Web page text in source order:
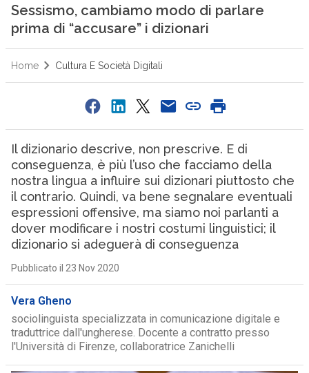
Sessismo, cambiamo modo di parlare
prima di “accusare” i dizionari
Home Cultura E Società Digitali
Il dizionario descrive, non prescrive. E di
conseguenza, è più l’uso che facciamo della
nostra lingua a influire sui dizionari piuttosto che
il contrario. Quindi, va bene segnalare eventuali
espressioni offensive, ma siamo noi parlanti a
dover modificare i nostri costumi linguistici; il
dizionario si adeguerà di conseguenza
Pubblicato il 23 Nov 2020
Vera Gheno
sociolinguista specializzata in comunicazione digitale e
traduttrice dall'ungherese. Docente a contratto presso
l'Università di Firenze, collaboratrice Zanichelli